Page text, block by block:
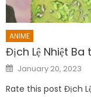
ANIME
Địch Lệ Nhiệt
Posted
on
January 20, 2023
Rate this post Địch